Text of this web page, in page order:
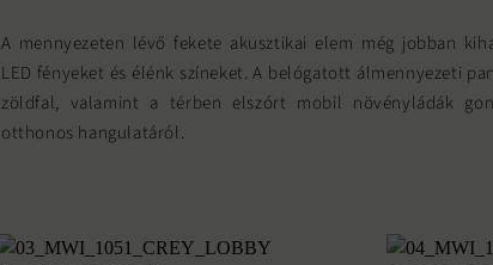
A mennyezeten lévő fekete akusztikai elem még jobban
LED fényeket és élénk színeket. A belógatott álmennyezeti
zöldfal, valamint a térben elszórt mobil növényládák
otthonos hangulatáról.